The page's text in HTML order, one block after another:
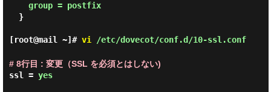
    group = postfix
[root@mail ~]# vi /etc/dovecot/conf.d/10-ssl.conf
# 8行目 : 変更（SSL を必須とはしない)
ssl = yes